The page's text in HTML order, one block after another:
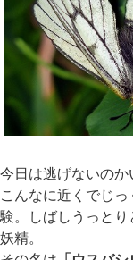
今日は逃げないのか
こんなに近くでじ
験。しばしうっと
妖精。